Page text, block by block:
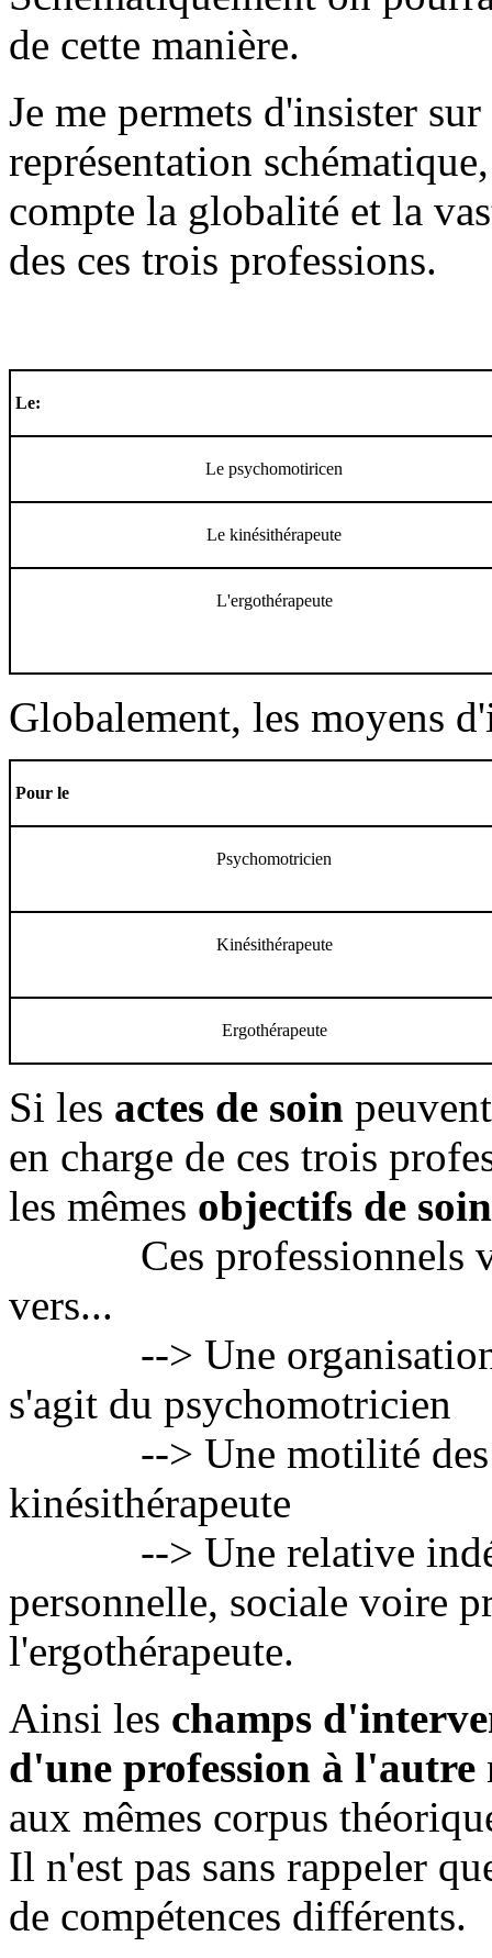
de cette manière.
Je me permets d'insister
représentation
compte la globalité et la
des ces trois professions.
Le:
Le psychomotiricen
Le kinésithérapeute
L'ergothérapeute
Globalement, les moyens
Pour le
Psychomotricien
Kinésithérapeute
Ergothérapeute
Si les actes de soin
en charge de ces trois
les mêmes objectifs de soin
Ces professionnels
vers...
--> Une organisation
s'agit du psychomotricien
--> Une motilité des
kinésithérapeute
--> Une relative
personnelle, sociale voire
l'ergothérapeute.
Ainsi les champs
d'une profession à l'autre
aux mêmes corpus
Il n'est pas sans rappeler
de compétences différents.